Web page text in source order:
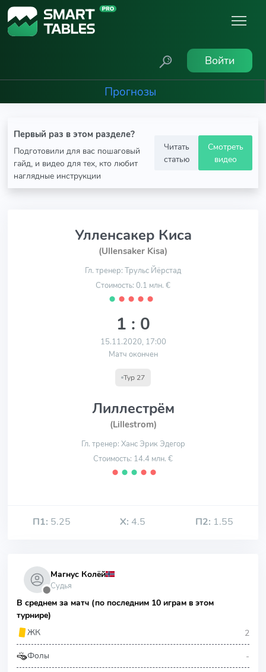
Войти
Прогнозы
Первый раз в этом разделе?
Подготовили для вас пошаговый
гайд, и видео для тех, кто любит
наглядные инструкции
Читать
статью
Смотреть
видео
Улленсакер Киса
(Ullensaker Kisa)
Гл. тренер: Трульс Йёрстад
Стоимость: 0.1 млн. €
⬤ ⬤ ⬤ ⬤ ⬤
1 : 0
15.11.2020, 17:00
Матч окончен
Тур 27
Лиллестрём
(Lillestrom)
Гл. тренер: Ханс Эрик Эдегор
Стоимость: 14.4 млн. €
⬤ ⬤ ⬤ ⬤ ⬤
П1: 5.25 Х: 4.5 П2: 1.55
⬤
Магнус Колёй
Судья
В среднем за матч (по последним 10 играм в этом
турнире)
ЖК
2
Фолы -